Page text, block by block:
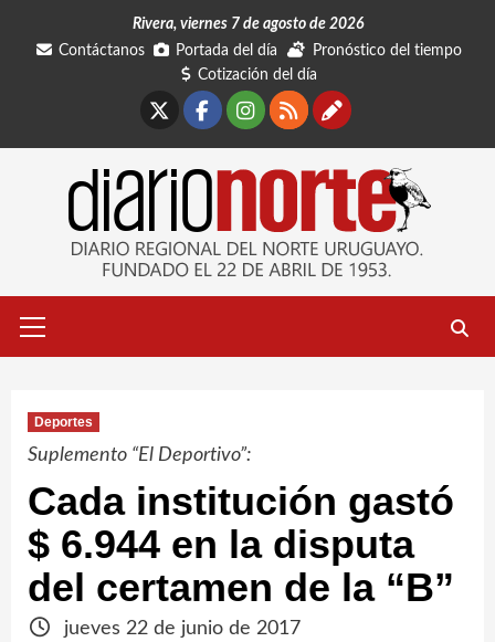
Rivera, viernes 7 de agosto de 2026
Contáctanos
Portada del día
Pronóstico del tiempo
Cotización del día
Facebook
Instagram
RSSContáctanos
primario
Deportes
Suplemento “El Deportivo”:
Cada institución gastó
$ 6.944 en la disputa
del certamen de la “B”
jueves 22 de junio de 2017